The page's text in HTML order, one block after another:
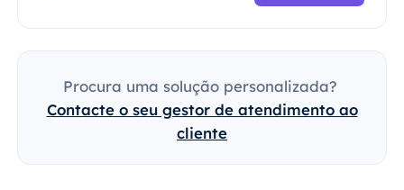
Procura uma solução personalizada?
Contacte o seu gestor de atendimento ao
cliente